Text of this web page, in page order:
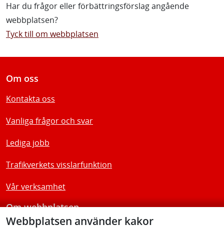
Webbplatsen använder kakor
Har du frågor eller förbättringsförslag angående
webbplatsen?
Tyck till om webbplatsen
Om oss
Kontakta oss
Vanliga frågor och svar
Lediga jobb
Trafikverkets visslarfunktion
Vår verksamhet
Om webbplatsen